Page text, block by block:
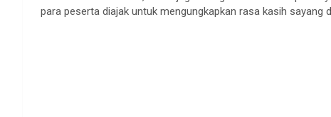
para peserta diajak untuk mengungkapkan rasa kasih sayang